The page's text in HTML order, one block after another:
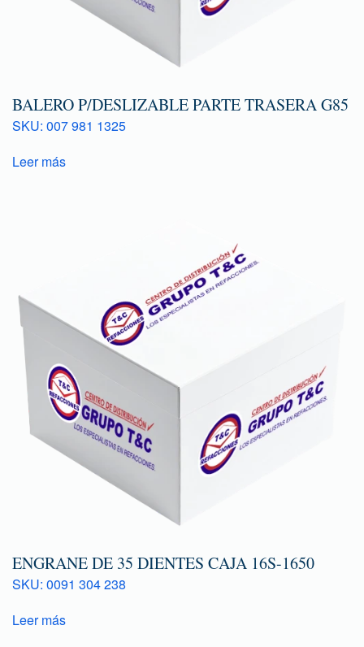
BALERO P/DESLIZABLE PARTE TRASERA G85
SKU: 007 981 1325
Leer más
ENGRANE DE 35 DIENTES CAJA 16S-1650
SKU: 0091 304 238
Leer más